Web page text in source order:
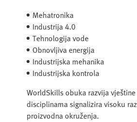
Mehatronika
Industrija 4.0
Tehnologija vode
Obnovljiva energija
Industrijska mehanika
Industrijska kontrola
WorldSkills obuka razvija
disciplinama signalizira visoku
proizvodna okruženja.